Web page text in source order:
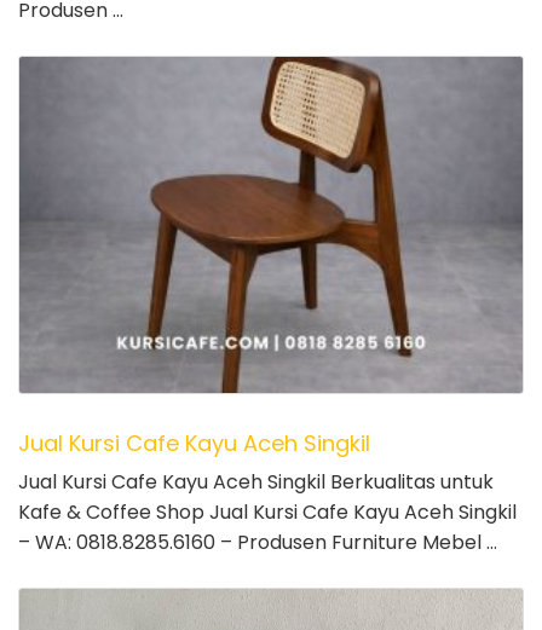
Produsen …
Jual Kursi Cafe Kayu Aceh Singkil
Jual Kursi Cafe Kayu Aceh Singkil Berkualitas untuk
Kafe & Coffee Shop Jual Kursi Cafe Kayu Aceh Singkil
– WA: 0818.8285.6160 – Produsen Furniture Mebel …